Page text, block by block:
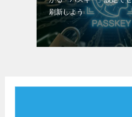
刷新しよう